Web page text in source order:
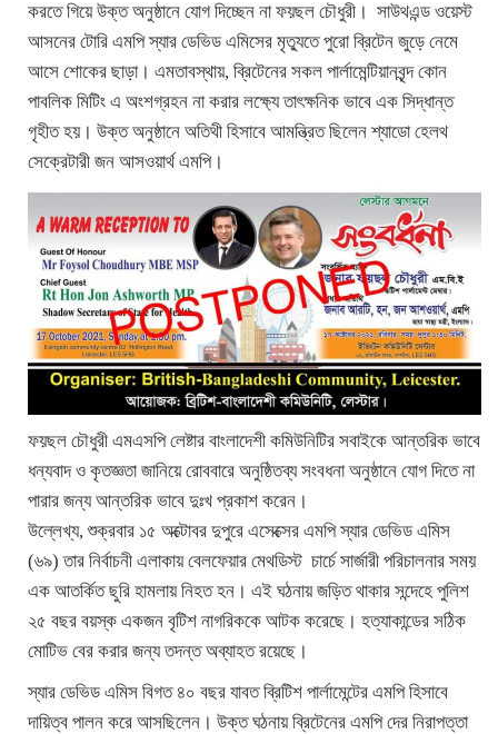
করতে গিয়ে ‍উক্ত অনুষ্ঠানে যোগ দিচ্ছেন না ফয়ছল চৌধুরী। সাউথএন্ড ওয়েস্ট
আসনের টোরি এমপি স্যার ডেভিড এমিসের মৃত্যুতে পুরো ব্রিটেন জুড়ে নেমে
আসে শোকের ছাড়া। এমতাবস্থায়, ব্রিটেনের সকল পার্লামেন্টিয়ানবৃন্দ কোন
পাবলিক মিটিং এ অংশগ্রহন না করার লক্ষ্যে তাৎক্ষনিক ভাবে এক সিদ্ধান্ত
গৃহীত হয়। উক্ত অনুষ্ঠানে অতিথী হিসাবে আমন্ত্রিত ছিলেন শ্যাডো হেলথ
সেক্রেটারী জন আসওয়ার্থ এমপি।
ফয়ছল চৌধুরী এমএসপি লেষ্টার বাংলাদেশী কমিউনিটির সবাইকে আন্তরিক ভাবে
ধন্যবাদ ও কৃতজ্ঞতা জানিয়ে রোববারে অনুষ্ঠিতব্য সংবধনা অনুষ্ঠানে যোগ দিতে না
পারার জন্য আন্তরিক ভাবে দুঃখ প্রকাশ করেন।
উল্লেখ্য, শুক্রবার ১৫ অক্টোবর দুপুরে এসেক্সের এমপি স্যার ডেভিড এমিস
(৬৯) তার নির্বাচনী এলাকায় বেলফেয়ার মেথডিস্ট চার্চে সার্জারী পরিচালনার সময়
এক আতর্কিত ছুরি হামলায় নিহত হন। এই ঘঠনায় জড়িত থাকার সন্দেহে পুলিশ
২৫ বছর বয়স্ক একজন বৃটিশ নাগরিককে আটক করেছে। হত্যাকান্ডের সঠিক
মোটিভ বের করার জন্য তদন্ত অব্যাহত রয়েছে।
স্যার ডেভিড এমিস বিগত ৪০ বছর যাবত ব্রিটিশ পার্লামেন্টের এমপি হিসাবে
দায়িত্ব পালন করে আসছিলেন। উক্ত ঘঠনায় ব্রিটেনের এমপি দের নিরাপত্তা